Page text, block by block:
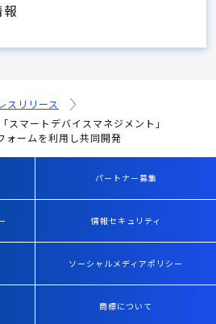
報
スリリース
スマートデバイスマネジメント」
ームを利用し共同開発
パートナー募集
情報セキュリティ
ソーシャルメディアポリシー
商標について